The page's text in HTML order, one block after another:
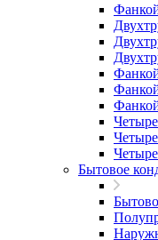
Бытовое